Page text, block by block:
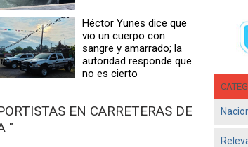
Héctor Yunes dice que
vio un cuerpo con
sangre y amarrado; la
autoridad responde que
no es cierto
EN CARRETERAS DE
"
- El